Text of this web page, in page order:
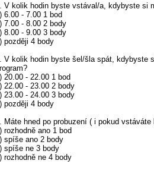
V kolik hodin byste vstával/a, kdybyste si
6.00 - 7.00 1 bod
7.00 - 8.00 2 body
8.00 - 9.00 3 body
později 4 body
V kolik hodin byste šel/šla spát, kdybyste
20.00 - 22.00 1 bod
22.00 - 23.00 2 body
23.00 - 24.00 3 body
později 4 body
Máte hned po probuzení ( i pokud
rozhodně ano 1 bod
spíše ano 2 body
spíše ne 3 body
rozhodně ne 4 body